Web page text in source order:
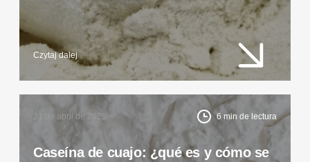
propiedades nutricionales y tecnológicas
pueden enriquecer sus recetas.
Czytaj dalej
21 de abril de 2025 6 min de lectura
Caseína de cuajo: ¿qué es y cómo se